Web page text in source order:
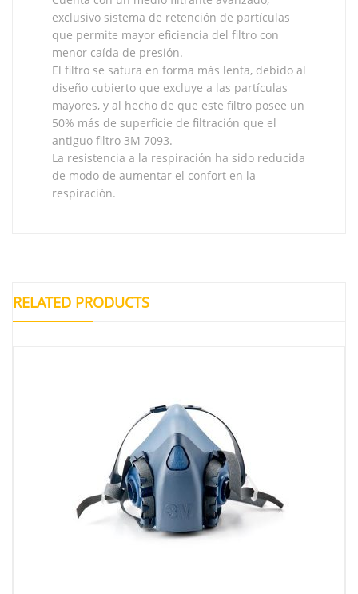
exclusivo sistema de retención de partículas
que permite mayor eficiencia del filtro con
menor caída de presión.
El filtro se satura en forma más lenta, debido al
diseño cubierto que excluye a las partículas
mayores, y al hecho de que este filtro posee un
50% más de superficie de filtración que el
antiguo filtro 3M 7093.
La resistencia a la respiración ha sido reducida
de modo de aumentar el confort en la
respiración.
RELATED PRODUCTS